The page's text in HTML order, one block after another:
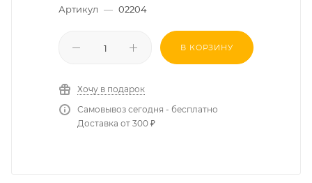
Артикул — 02204
В КОРЗИНУ
Хочу в подарок
Самовывоз сегодня - бесплатно
Доставка от 300 ₽